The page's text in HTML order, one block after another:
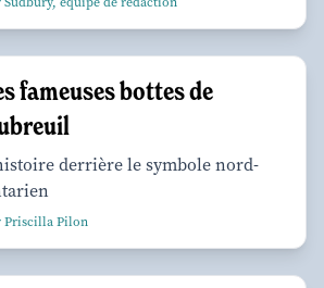
fameuses bottes de
derrière le symbole nord-
Priscilla Pilon